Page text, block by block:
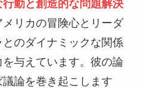
動と創造的な問題解決
メリカの冒険心とリーダ
のダイナミックな関係
与えています。彼の論
論を巻き起こします